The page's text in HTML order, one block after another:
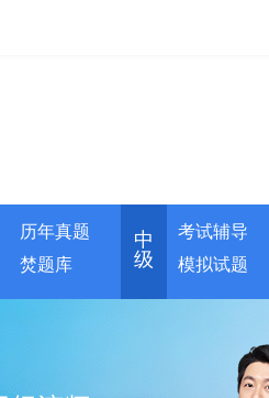
历年真题
焚题库
中
级
考试辅导
模拟试题